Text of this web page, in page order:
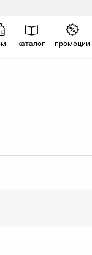
каталог промоции